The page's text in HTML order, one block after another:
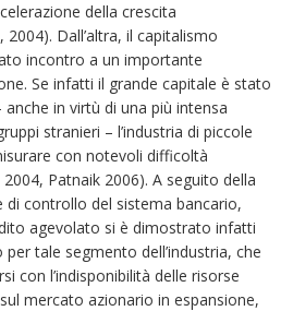
della crescita
2004). Dall’altra, il capitalismo
incontro a un importante
Se infatti il grande capitale è stato
in virtù di una più intensa
stranieri – l’industria di piccole
con notevoli difficoltà
Patnaik 2006). A seguito della
di controllo del sistema bancario,
agevolato si è dimostrato infatti
tale segmento dell’industria, che
con l’indisponibilità delle risorse
mercato azionario in espansione,